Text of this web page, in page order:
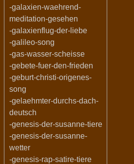
-galaxien-waehrend-
meditation-gesehen
-galaxienflug-der-liebe
-galileo-song
-gas-wasser-scheisse
-gebete-fuer-den-frieden
-geburt-christi-origenes-
song
-gelaehmter-durchs-dach-
deutsch
-genesis-der-susanne-tiere
-genesis-der-susanne-
wetter
-genesis-rap-satire-tiere